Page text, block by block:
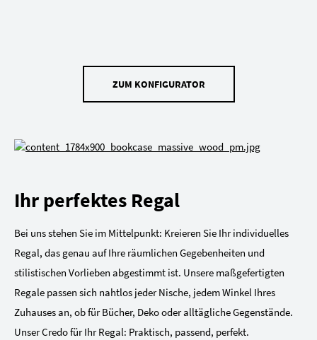
ZUM KONFIGURATOR
Ihr perfektes Regal
Bei uns stehen Sie im Mittelpunkt: Kreieren Sie Ihr individuelles
Regal, das genau auf Ihre räumlichen Gegebenheiten und
stilistischen Vorlieben abgestimmt ist. Unsere maßgefertigten
Regale passen sich nahtlos jeder Nische, jedem Winkel Ihres
Zuhauses an, ob für Bücher, Deko oder alltägliche Gegenstände.
Unser Credo für Ihr Regal: Praktisch, passend, perfekt.